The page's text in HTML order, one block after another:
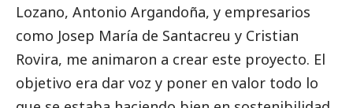
Lozano, Antonio Argandoña, y empresarios
como Josep María de Santacreu y Cristian
Rovira, me animaron a crear este proyecto. El
objetivo era dar voz y poner en valor todo lo